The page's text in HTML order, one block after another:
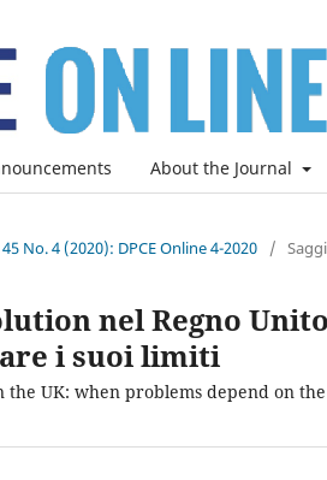
About the Journal
No. 4 (2020): DPCE Online 4-2020 / Saggi
nel Regno
i suoi limiti
UK: when problems depend on